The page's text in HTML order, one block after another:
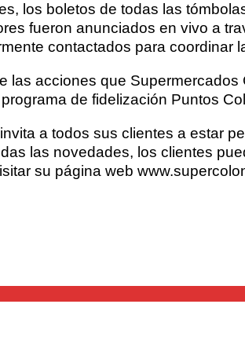
los boletos de todas las
fueron anunciados en vivo a
contactados para coordinar
las acciones que
de fidelización Puntos
a todos sus clientes a estar
las novedades, los clientes
su página web